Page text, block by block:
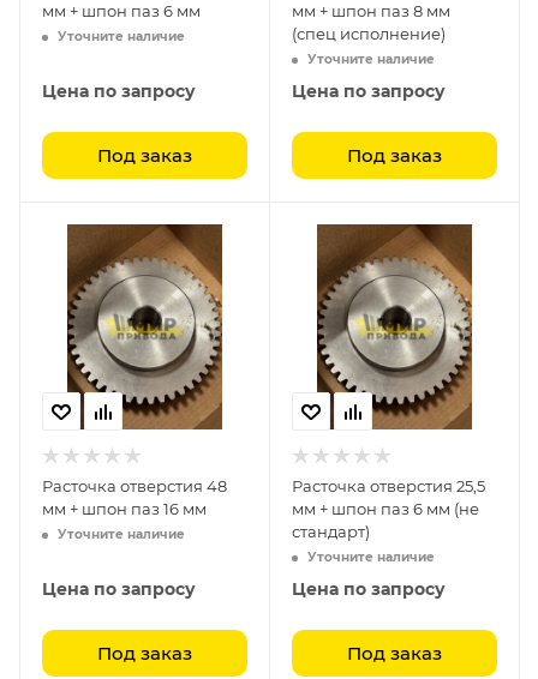
мм + шпон паз 6 мм
Уточните наличие
Цена по запросу
Под заказ
мм + шпон паз 8 мм
(спец исполнение)
Уточните наличие
Цена по запросу
Под заказ
Расточка отверстия 48
мм + шпон паз 16 мм
Уточните наличие
Цена по запросу
Под заказ
Расточка отверстия 25,5
мм + шпон паз 6 мм (не
стандарт)
Уточните наличие
Цена по запросу
Под заказ